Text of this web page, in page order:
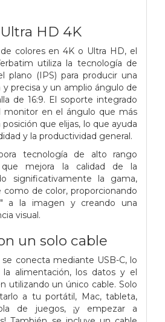
HD 4K
colores en 4K o Ultra HD, el
utiliza la tecnología de
plano (IPS) para producir una
precisa y un amplio ángulo de
de 16:9. El soporte integrado
monitor en el ángulo que más
que elijas, lo que ayuda
y la productividad general.
tecnología de alto rango
que mejora la calidad de la
significativamente la gama,
de color, proporcionando
a la imagen y creando una
visual.
un solo cable
conecta mediante USB-C, lo
alimentación, los datos y el
utilizando un único cable. Solo
a tu portátil, Mac, tableta,
de juegos, ¡y empezar a